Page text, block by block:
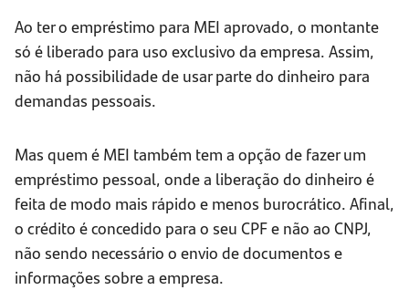
Ao ter o empréstimo para MEI aprovado, o montante
só é liberado para uso exclusivo da empresa. Assim,
não há possibilidade de usar parte do dinheiro para
demandas pessoais.
Mas quem é MEI também tem a opção de fazer um
empréstimo pessoal, onde a liberação do dinheiro é
feita de modo mais rápido e menos burocrático. Afinal,
o crédito é concedido para o seu CPF e não ao CNPJ,
não sendo necessário o envio de documentos e
informações sobre a empresa.